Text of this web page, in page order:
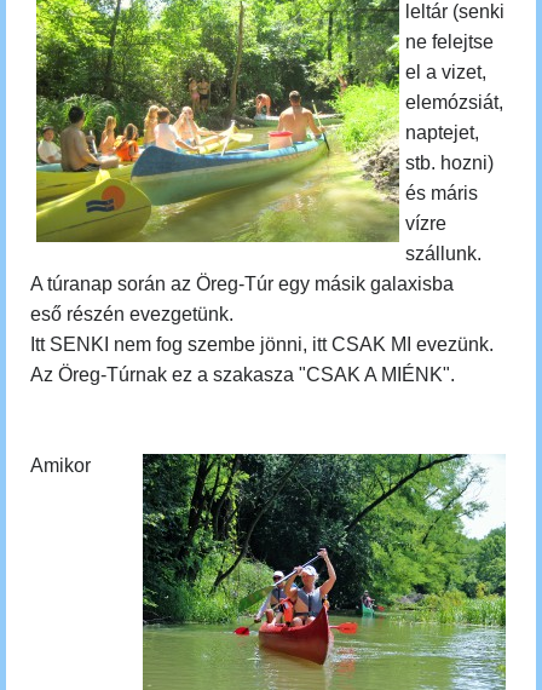
leltár (senki
ne felejtse
el a vizet,
elemózsiát,
naptejet,
stb. hozni)
és máris
vízre
szállunk.
A túranap során az Öreg-Túr egy másik galaxisba
eső részén evezgetünk.
Itt SENKI nem fog szembe jönni, itt CSAK MI evezünk.
Az Öreg-Túrnak ez a szakasza "CSAK A MIÉNK".
Amikor